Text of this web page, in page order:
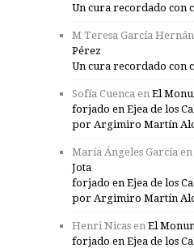
Un cura recordado con
M Teresa García
Pérez
Un cura recordado con
Sofía Cuenca en El
forjado en Ejea de los
por Argimiro Martín
María Ángeles García en
Jota
forjado en Ejea de los
por Argimiro Martín
Henri Nicas en El
forjado en Ejea de los